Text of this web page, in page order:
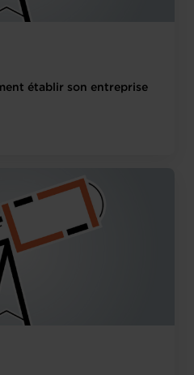
établir son entreprise